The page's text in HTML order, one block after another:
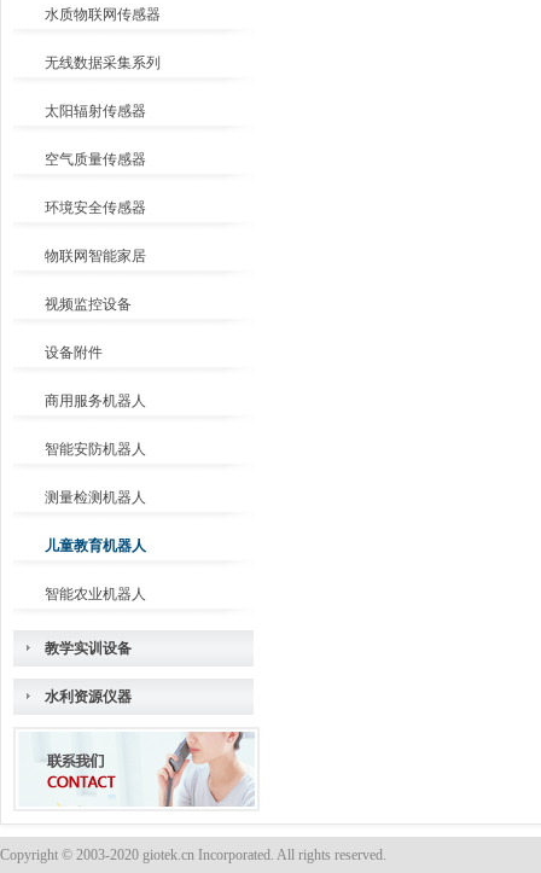
水质物联网传感器
无线数据采集系列
太阳辐射传感器
空气质量传感器
环境安全传感器
物联网智能家居
视频监控设备
设备附件
商用服务机器人
智能安防机器人
测量检测机器人
儿童教育机器人
智能农业机器人
教学实训设备
水利资源仪器
Copyright © 2003-2020 giotek.cn Incorporated. All rights reserved.